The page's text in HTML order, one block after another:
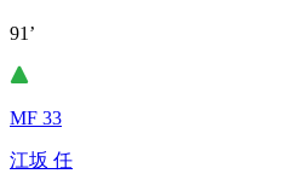
91’
MF 33
江坂 任